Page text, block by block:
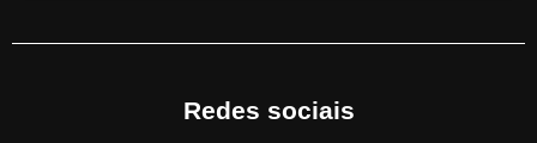
Redes sociais